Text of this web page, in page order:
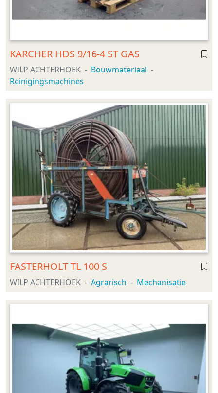
KARCHER HDS 9/16-4 ST GAS
WILP ACHTERHOEK
Bouwmateriaal
Reinigingsmachines
FASTERHOLT TL 100 S
WILP ACHTERHOEK Agrarisch Mechanisatie